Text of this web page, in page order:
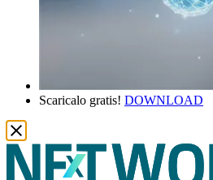
Scaricalo gratis! DOWNLOAD